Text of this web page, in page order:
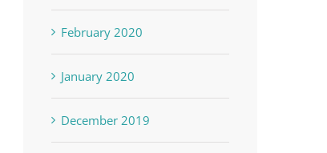
February 2020
January 2020
December 2019